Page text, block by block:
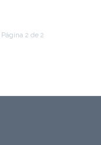
Página 2 de 2